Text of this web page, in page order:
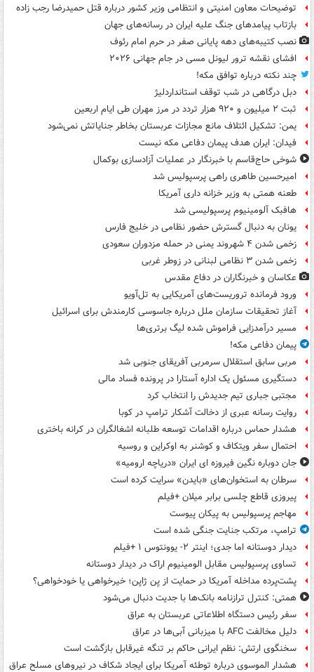
توضیحات معاون امنیتی و انتظامی وزیر کشور درباره قتل حمیدرضا رجب زاده
بازتاب پیامدهای جنگ علیه ایران در رسانه‌های جهان
نصب کتیبه‌های دهه پایانی صفر در حرم امام رئوف
افشای نقشه ترور لیونل مسی در جام جهانی ۲۰۲۶
چند نکته درباره توافق مکه!
دبل درگاهی در شب توقف استانداردلیژ
ثبت ۲ میلیون و ۹۲۰ هزار تردد در مرز مهران طی ایام اربعین
یمن: تشکیل ائتلاف مانع مجازات عربستان بخاطر جنایاتش نمی‌شود
فیدان: ایران هدف پیمان دفاعی مکه نیست
شوخی حاج‌قاسم با خبرنگار در عملیات آزادسازی بوکمال
امیرحسین طاهری راهی پرسپولیس شد
طعنه همتی به وزیر خزانه داری آمریکا
هافبک آلومینیوم پرسپولیسی شد
یونان به دنبال گسترش حضور نظامی در خلیج فارس
زخمی شدن ۴ شهروند یمنی در حمله مزدوران سعودی
زخمی شدن ۳ نظامی لبنانی در زوطر غربی
عکاسان و خبرنگاران در دفاع مقدس
ورود فرمانده تروریست‌های آمریکایی به تل‌آویو
آغاز تحقیقات سازمان ملل درباره جاسوسی کارمندش برای اسرائیل
مسیر درآمدزایی فراموش شده لیگ برتری‌ها
پیمان دفاعی مکه!
مربی سابق استقلال سرمربی آفریقای جنوبی شد
دستگیری مسئول یک اداره آستارا در پرونده فساد مالی
مجتبی جباری تیم جدیدش را انتخاب کرد
روایت رسانه عبری از دخالت آشکار ترامپ در کوبا
هشدار حماس درباره اقدامات توسعه طلبانه اشغالگران در کرانه باختری
احتمال سفر ویتکاف و کوشنر به اوکراین و روسیه
جان دوباره نگین فیروزه ای ایران «دریاچه ارومیه»
سرطان به استخوان‌های «بایدن» سرایت کرده است
پیروزی قاطع چلسی برابر میلان +فیلم
مهاجم پرسپولیس به پیکان پیوست
ترامپ، مرتکب جنایت جنگی شده است
دیدار دوستانه اما جدی؛ اینتر ۲- یوونتوس ۱ +فیلم
تساوی پرسپولیس مقابل الومینیوم اراک در دیدار دوستانه
پشت‌پرده مداخله آمریکا در حمایت از یِن ژاپن؛ خیرخواهی یا خودخواهی؟
همتی: کنترل ترازنامه بانک‌ها با جدیت دنبال می‌شود
سفر رئیس دستگاه اطلاعاتی عربستان به عراق
دلیل مخالفت AFC با میزبانی آبی‌ها در عراق
سخنگوی ارتش: نظم ایرانی حاکم بر تنگه غیرقابل بازگشت است
هشدار الموسوی درباره توطئه آمریکا برای ایجاد شکاف در نیروهای مسلح عراق